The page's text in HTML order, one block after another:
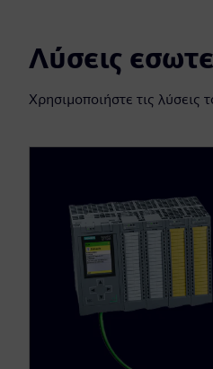
Λύσεις
Χρησιμοποιήστε τις λύσεις